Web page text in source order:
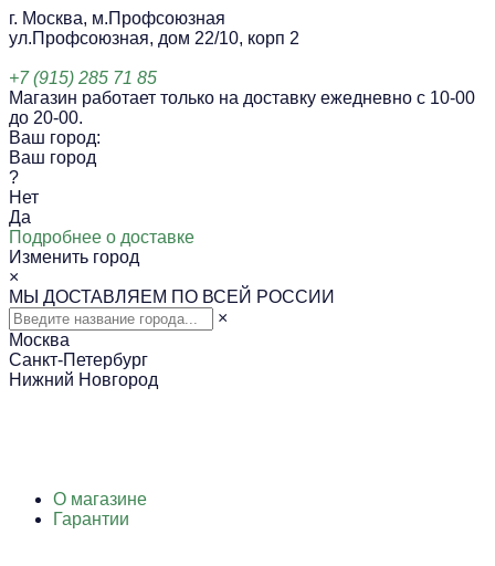
г. Москва, м.Профсоюзная
ул.Профсоюзная, дом 22/10, корп 2
+7 (915) 285 71 85
Магазин работает только на доставку ежедневно с 10-00
до 20-00.
Ваш город:
Ваш город
?
Нет
Да
Подробнее о доставке
Изменить город
×
МЫ ДОСТАВЛЯЕМ ПО ВСЕЙ РОССИИ
×
Москва
Санкт-Петербург
Нижний Новгород
О магазине
Гарантии